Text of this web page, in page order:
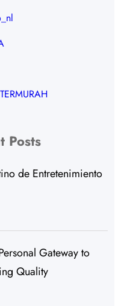
Posts
de Entretenimiento
Gateway to
Quality